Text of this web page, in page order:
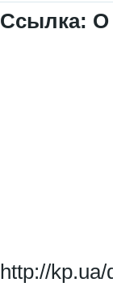
Ссылка: О
http://